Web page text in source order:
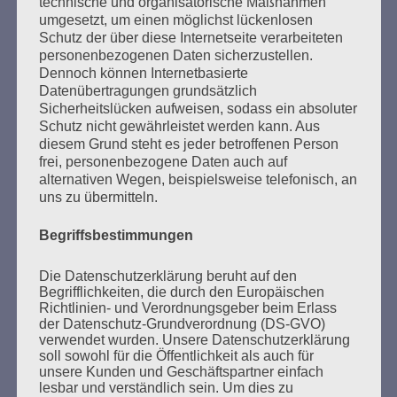
GEDENKEN UND ERINNERN BEGINNT IN
UNSERER NACHBARSCHAFT
Eimsbüttel
Gedenken als Erinnerung für eine Zukunft, die ein
Leben in Menschenwürde garantiert.Steffi Wittenberg
Vom 20. April bis 14. Juni 2026
Weitere Informationen:gedenken-eimsbuettel.de
umgesetzt, um einen möglichst lückenlosen
Schutz der über diese Internetseite verarbeiteten
personenbezogenen Daten sicherzustellen.
Dennoch können Internetbasierte
Datenübertragungen grundsätzlich
Sicherheitslücken aufweisen, sodass ein absoluter
Schutz nicht gewährleistet werden kann. Aus
diesem Grund steht es jeder betroffenen Person
frei, personenbezogene Daten auch auf
alternativen Wegen, beispielsweise telefonisch, an
uns zu übermitteln.
Begriffsbestimmungen
Die Datenschutzerklärung beruht auf den
Begrifflichkeiten, die durch den Europäischen
Richtlinien- und Verordnungsgeber beim Erlass
der Datenschutz-Grundverordnung (DS-GVO)
verwendet wurden. Unsere Datenschutzerklärung
soll sowohl für die Öffentlichkeit als auch für
unsere Kunden und Geschäftspartner einfach
lesbar und verständlich sein. Um dies zu